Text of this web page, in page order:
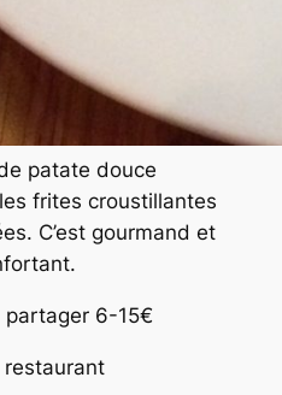
patate douce
frites croustillantes
C’est gourmand et
partager 6-15€